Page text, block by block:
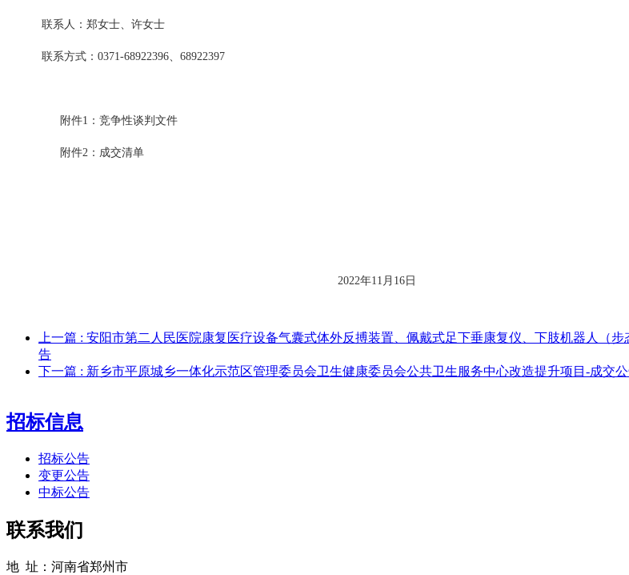
联系人：郑女士、许女士
联系方式： 0371-68922396、68922397
附件1：竞争性谈判文件
附件2：成交清单
2022年11月16日
上一篇 : 安阳市第二人民医院康复医疗设备气囊式体外反搏装置、佩戴式足下垂康复仪、下肢机器人（
告
下一篇 : 新乡市平原城乡一体化示范区管理委员会卫生健康委员会公共卫生服务中心改造提升项目-成交
招标信息
招标公告
变更公告
中标公告
联系我们
地 址：河南省郑州市